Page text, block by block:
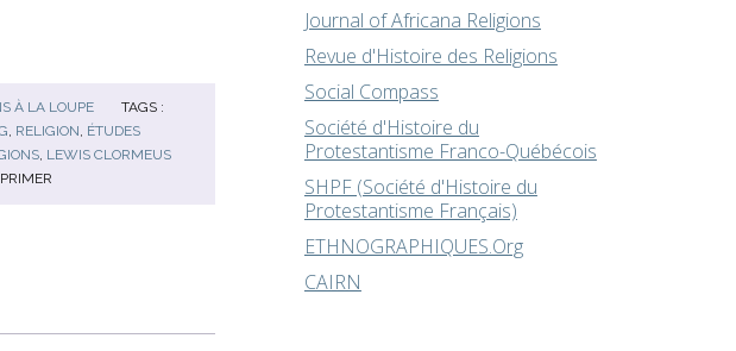
À LA LOUPE
TAGS :
, RELIGION, ÉTUDES
, LEWIS CLORMEUS
Journal of Africana Religions
Revue d'Histoire des Religions
Social Compass
Société d'Histoire du
Protestantisme Franco-Québécois
SHPF (Société d'Histoire du
Protestantisme Français)
ETHNOGRAPHIQUES.Org
CAIRN